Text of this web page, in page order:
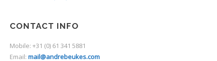
CONTACT INFO
Mobile: +31 (0) 61 341 5881
Email: mail@andrebeukes.com